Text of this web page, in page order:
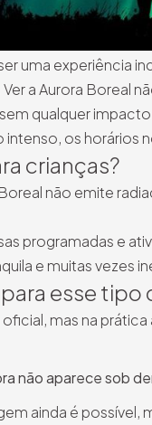
uma experiência
a Aurora Boreal
qualquer
os horários
crianças?
não emite
programadas e
e muitas vezes
esse tipo
mas na
não aparece sob
ainda é possível,